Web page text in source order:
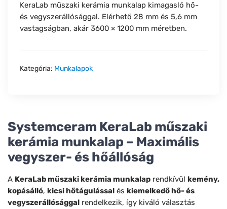
KeraLab műszaki kerámia munkalap kimagasló hő-
és vegyszerállósággal. Elérhető 28 mm és 5,6 mm
vastagságban, akár 3600 × 1200 mm méretben.
Kategória: Munkalapok
Systemceram KeraLab műszaki
kerámia munkalap – Maximális
vegyszer- és hőállóság
A KeraLab műszaki kerámia munkalap rendkívül kemény,
kopásálló, kicsi hőtágulással és kiemelkedő hő- és
vegyszerállósággal rendelkezik, így kiváló választás